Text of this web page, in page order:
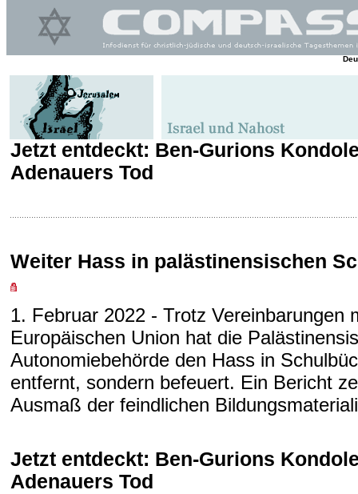
Jetzt entdeckt: Ben-Gurions
Adenauers Tod
Weiter Hass in palästinensischen
1. Februar 2022 - Trotz Vereinbarungen
Europäischen Union hat die
Autonomiebehörde den Hass in
entfernt, sondern befeuert. Ein Bericht
Ausmaß der feindlichen
Jetzt entdeckt: Ben-Gurions
Adenauers Tod